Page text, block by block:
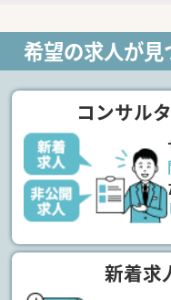
希望の求人が
コンサル
新着求